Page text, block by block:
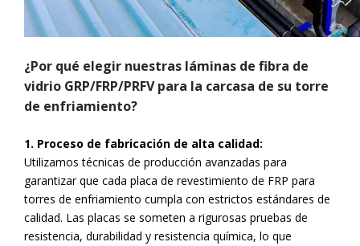
¿Por qué elegir nuestras láminas de fibra de
vidrio GRP/FRP/PRFV para la carcasa de su torre
de enfriamiento?
1. Proceso de fabricación de alta calidad:
Utilizamos técnicas de producción avanzadas para
garantizar que cada placa de revestimiento de FRP para
torres de enfriamiento cumpla con estrictos estándares de
calidad. Las placas se someten a rigurosas pruebas de
resistencia, durabilidad y resistencia química, lo que